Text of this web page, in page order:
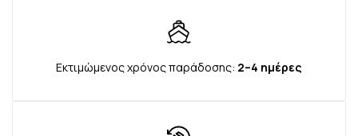
Εκτιμώμενος χρόνος παράδοσης: 2–4 ημέρες